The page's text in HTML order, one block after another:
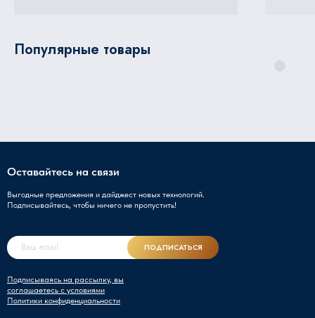
Популярные товары
Оставайтесь на связи
Выгодные предложения и дайджест новых технологий.
Подписывайтесь, чтобы ничего не пропустить!
Подписываясь на рассылку, вы
соглашаетесь с условиями
Политики конфиденциальности
ПОДПИСАТЬСЯ